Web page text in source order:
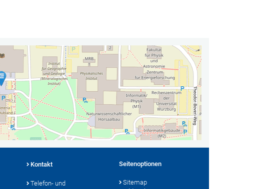
Kontakt
Telefon- und
Seitenoptionen
Sitemap